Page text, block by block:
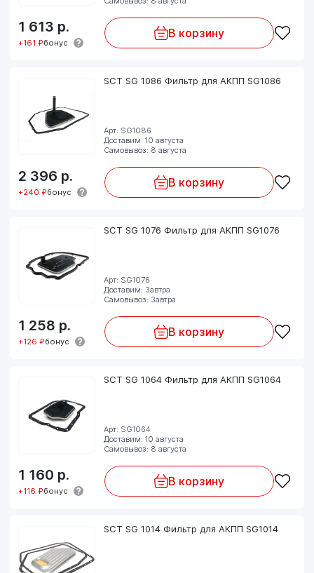
1 613 р.
+161 ₽бонус
В корзину
SCT SG 1086 Фильтр для АКПП SG1086
Арт: SG1086
Доставим: 10 августа
Самовывоз: 8 августа
2 396 р.
+240 ₽бонус
В корзину
SCT SG 1076 Фильтр для АКПП SG1076
Арт: SG1076
Доставим: Завтра
Самовывоз: Завтра
1 258 р.
+126 ₽бонус
В корзину
SCT SG 1064 Фильтр для АКПП SG1064
Арт: SG1064
Доставим: 10 августа
Самовывоз: 8 августа
1 160 р.
+116 ₽бонус
В корзину
SCT SG 1014 Фильтр для АКПП SG1014